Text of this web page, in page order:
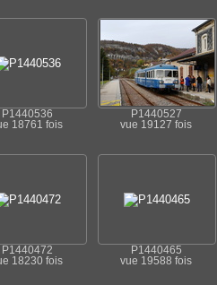
P1440536
18761 fois
P1440527
vue 19127 fois
P1440472
18230 fois
P1440465
vue 19588 fois